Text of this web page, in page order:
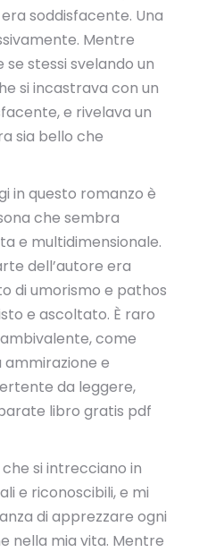
soddisfacente. Una
Mentre
stessi svelando un
si incastrava con un
e rivelava un
sia bello che
in questo romanzo è
che sembra
e multidimensionale.
dell’autore era
di umorismo e pathos
e ascoltato. È raro
come
e
da leggere,
libro gratis pdf
si intrecciano in
e riconoscibili, e mi
di apprezzare ogni
nella mia vita. Mentre